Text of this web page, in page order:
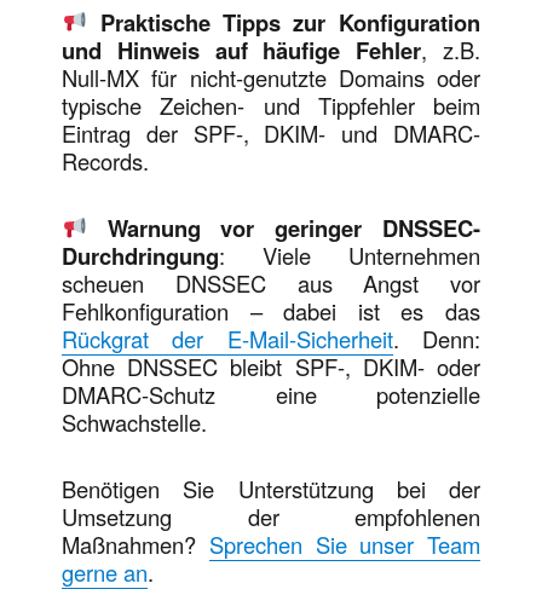
Praktische Tipps zur Konfiguration
und Hinweis auf häufige Fehler, z.B.
Null-MX für nicht‐genutzte Domains oder
typische Zeichen- und Tippfehler beim
Eintrag der SPF-, DKIM- und DMARC-
Records.
Warnung vor geringer DNSSEC-
Durchdringung: Viele Unternehmen
scheuen DNSSEC aus Angst vor
Fehlkonfiguration – dabei ist es das
Rückgrat der E‑Mail-Sicherheit. Denn:
Ohne DNSSEC bleibt SPF-, DKIM- oder
DMARC-Schutz eine potenzielle
Schwachstelle.
Benötigen Sie Unterstützung bei der
Umsetzung der empfohlenen
Maßnahmen? Sprechen Sie unser Team
gerne an.